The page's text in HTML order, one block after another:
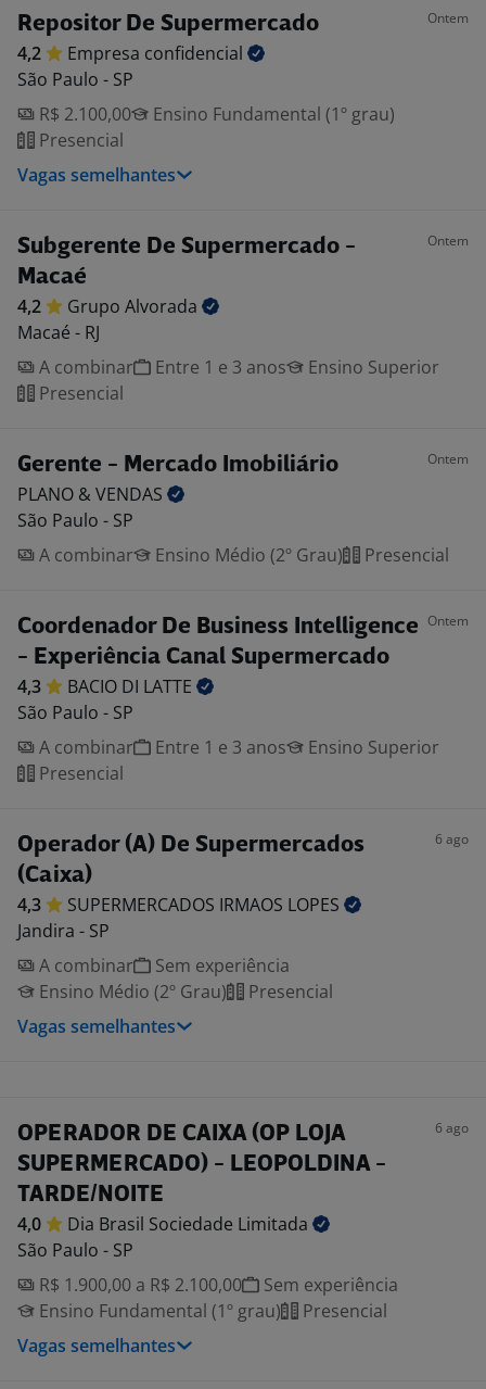
Repositor De Supermercado Ontem
4,2 Empresa confidencial
São Paulo - SP
R$ 2.100,00
Ensino Fundamental (1º grau)
Presencial
Vagas semelhantes
Subgerente De Supermercado -
Macaé
Ontem
4,2 Grupo Alvorada
Macaé - RJ
A combinar
Entre 1 e 3 anos
Ensino Superior
Presencial
Gerente - Mercado Imobiliário Ontem
PLANO & VENDAS
São Paulo - SP
A combinar
Ensino Médio (2º Grau) Presencial
Coordenador De Business Intelligence
- Experiência Canal Supermercado
Ontem
4,3 BACIO DI LATTE
São Paulo - SP
A combinar
Entre 1 e 3 anos
Ensino Superior
Presencial
Operador (A) De Supermercados
(Caixa)
6 ago
4,3 SUPERMERCADOS IRMAOS LOPES
Jandira - SP
A combinar
Sem experiência
Ensino Médio (2º Grau)
Presencial
Vagas semelhantes
OPERADOR DE CAIXA (OP LOJA
SUPERMERCADO) - LEOPOLDINA -
TARDE/NOITE
6 ago
4,0 Dia Brasil Sociedade Limitada
São Paulo - SP
R$ 1.900,00 a R$ 2.100,00
Sem experiência
Ensino Fundamental (1º grau)
Presencial
Vagas semelhantes